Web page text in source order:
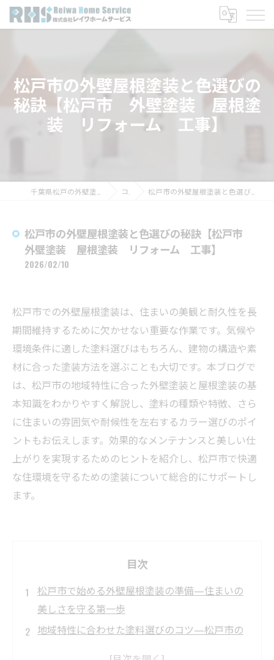
松戸市の外壁屋根塗装と色選びの
秘訣【松戸市 外壁塗装 屋根塗
装 リフォーム 工事】
コラム 松戸市の外壁屋根塗装と色選びの秘訣【松戸市 外壁塗装 屋根塗装 リフォーム 工事】
松戸市の外壁屋根塗装と色選びの秘訣【松戸市
外壁塗装 屋根塗装 リフォーム 工事】
2026/02/10
松戸市での外壁屋根塗装は、住まいの美観と耐久性を長
期間維持するために欠かせない重要な作業です。気候や
環境条件に適した塗料選びはもちろん、建物の構造や素
材に合った塗装方法を選ぶことも大切です。本ブログで
は、松戸市の地域特性に合った外壁塗装と屋根塗装の基
本知識をわかりやすく解説し、塗料の種類や特徴、さら
に住まいの雰囲気や耐候性を左右するカラー選びのポイ
ントもお伝えします。効果的なメンテナンスと美しい仕
上がりを実現するためのヒントを紹介し、松戸市で快適
な住環境を守るための塗装について総合的にサポートし
ます。
目次
松戸市で始める外壁屋根塗装の準備—住まいの
美しさを守る第一歩
地域特性に合わせた塗料選びのコツ—松戸市の